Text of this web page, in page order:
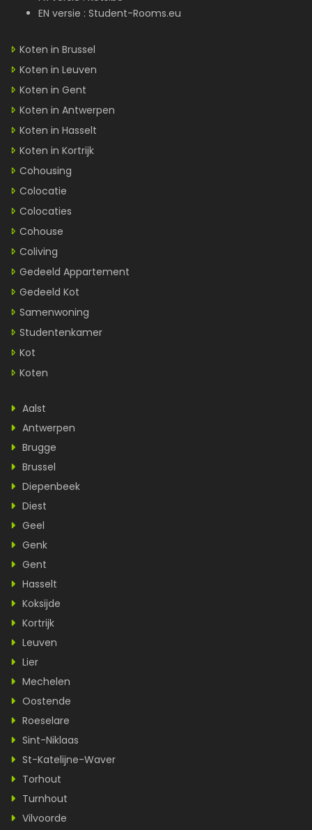
EN versie : Student-Rooms.eu
Koten in Brussel
Koten in Leuven
Koten in Gent
Koten in Antwerpen
Koten in Hasselt
Koten in Kortrijk
Cohousing
Colocatie
Colocaties
Cohouse
Coliving
Gedeeld Appartement
Gedeeld Kot
Samenwoning
Studentenkamer
Kot
Koten
Aalst
Antwerpen
Brugge
Brussel
Diepenbeek
Diest
Geel
Genk
Gent
Hasselt
Koksijde
Kortrijk
Leuven
Lier
Mechelen
Oostende
Roeselare
Sint-Niklaas
St-Katelijne-Waver
Torhout
Turnhout
Vilvoorde